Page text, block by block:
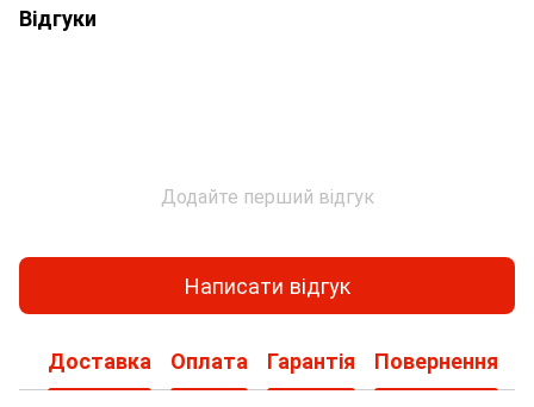
Відгуки
Додайте перший відгук
Написати відгук
Доставка Оплата Гарантія Повернення